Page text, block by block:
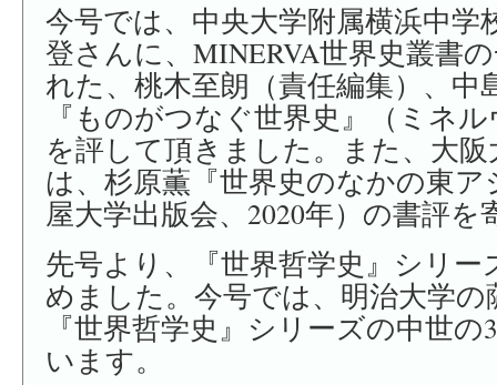
ッ
今号では、中央大学附属横浜中学
登さんに、MINERVA世界史叢書
れた、桃木至朗（責任編集）、中
『ものがつなぐ世界史』（ミネ
を評して頂きました。また、大
は、杉原薫『世界史のなかの東
屋大学出版会、2020年）の書評
先号より、『世界哲学史』シリ
めました。今号では、明治大学
『世界哲学史』シリーズの中世
います。